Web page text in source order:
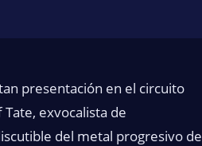
presentación en el circuito
exvocalista de
del metal progresivo de